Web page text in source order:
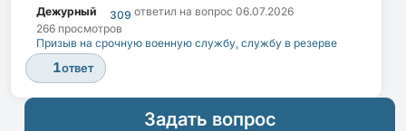
Дежурный 309 ответил на вопрос 06.07.2026
266 просмотров
Призыв на срочную военную службу, службу в резерве
1ответ
Задать вопрос